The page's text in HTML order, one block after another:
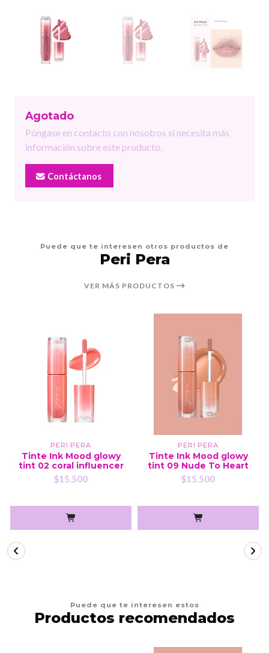
Agotado
Póngase en contacto con nosotros si necesita más
información sobre este producto.
Contáctanos
Puede que te interesen otros productos de
Peri Pera
VER MÁS PRODUCTOS
PERI PERA
Tinte Ink Mood glowy
tint 02 coral influencer
$15.500
PERI PERA
Tinte Ink Mood glowy
tint 09 Nude To Heart
$15.500
Puede que te interesen estos
Productos recomendados